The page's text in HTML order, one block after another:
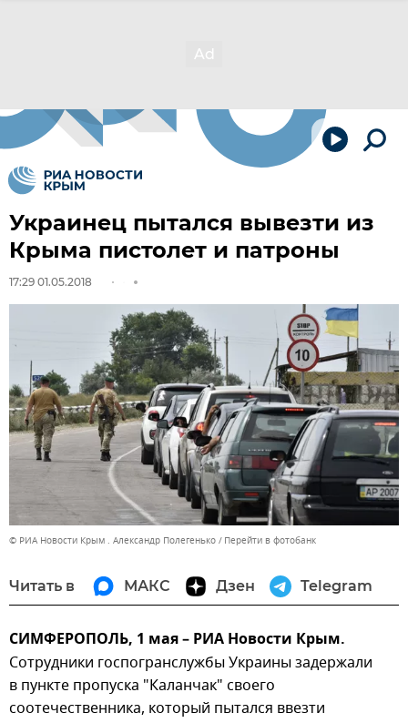
Украинец пытался вывезти из
Крыма пистолет и патроны
17:29 01.05.2018
© РИА Новости Крым . Александр Полегенько Перейти в фотобанк
Читать в МАКС Дзен Telegram
СИМФЕРОПОЛЬ, 1 мая – РИА Новости Крым.
Сотрудники госпогранслужбы Украины задержали
в пункте пропуска "Каланчак" своего
соотечественника, который пытался ввезти